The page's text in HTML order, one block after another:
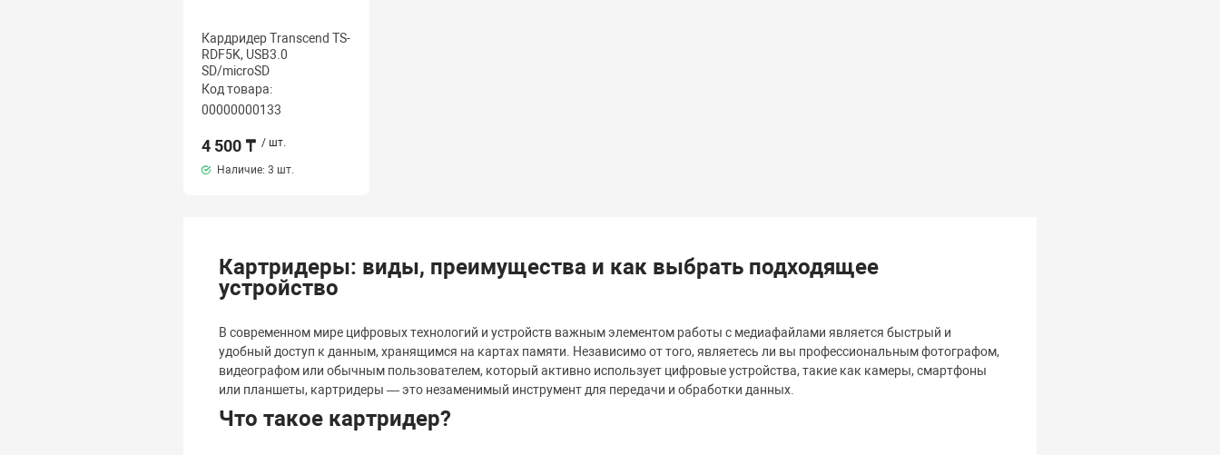
Кардридер Transcend TS-
RDF5K, USB3.0
SD/microSD
Код товара:
00000000133
4 500 ₸ / шт.
Наличие: 3 шт.
Картридеры: виды, преимущества и как выбрать подходящее
устройство
В современном мире цифровых технологий и устройств важным элементом работы с медиафайлами является быстрый и
удобный доступ к данным, хранящимся на картах памяти. Независимо от того, являетесь ли вы профессиональным фотографом,
видеографом или обычным пользователем, который активно использует цифровые устройства, такие как камеры, смартфоны
или планшеты, картридеры — это незаменимый инструмент для передачи и обработки данных.
Что такое картридер?